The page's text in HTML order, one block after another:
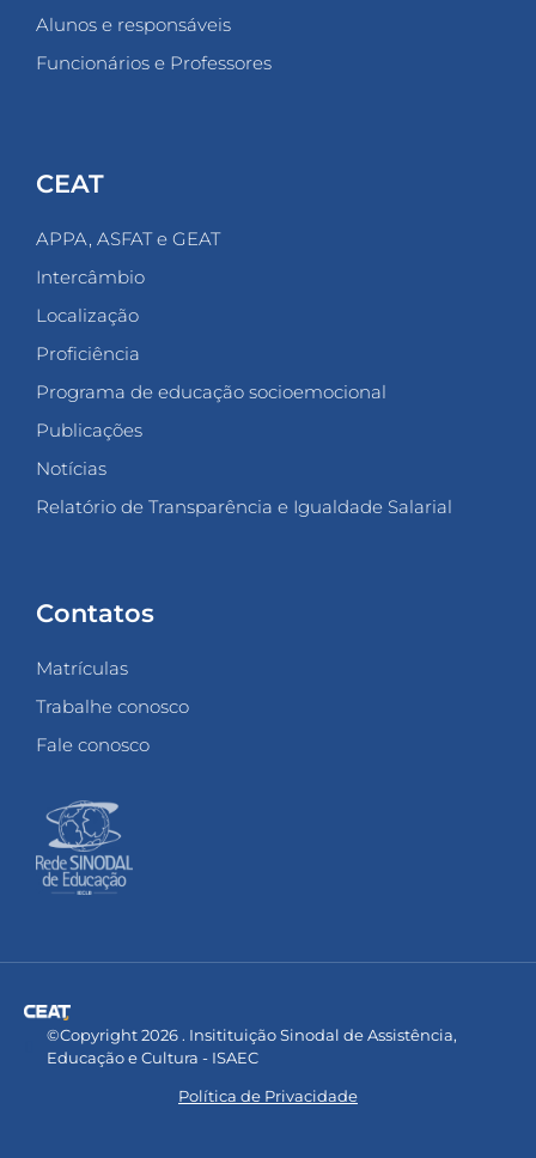
Alunos e responsáveis
Funcionários e Professores
CEAT
APPA, ASFAT e GEAT
Intercâmbio
Localização
Proficiência
Programa de educação socioemocional
Publicações
Notícias
Relatório de Transparência e Igualdade Salarial
Contatos
Matrículas
Trabalhe conosco
Fale conosco
©Copyright 2026 . Insitituição Sinodal de Assistência,
Educação e Cultura - ISAEC
Política de Privacidade